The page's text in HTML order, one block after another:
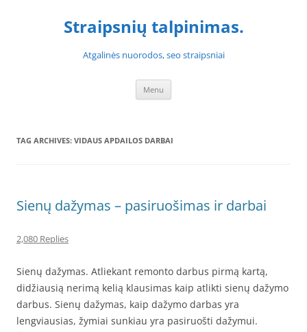
Straipsnių talpinimas.
Atgalinės nuorodos, seo straipsniai
Menu
TAG ARCHIVES: VIDAUS APDAILOS DARBAI
Sienų dažymas – pasiruošimas ir darbai
2,080 Replies
Sienų dažymas. Atliekant remonto darbus pirmą kartą,
didžiausią nerimą kelią klausimas kaip atlikti sienų dažymo
darbus. Sienų dažymas, kaip dažymo darbas yra
lengviausias, žymiai sunkiau yra pasiruošti dažymui.